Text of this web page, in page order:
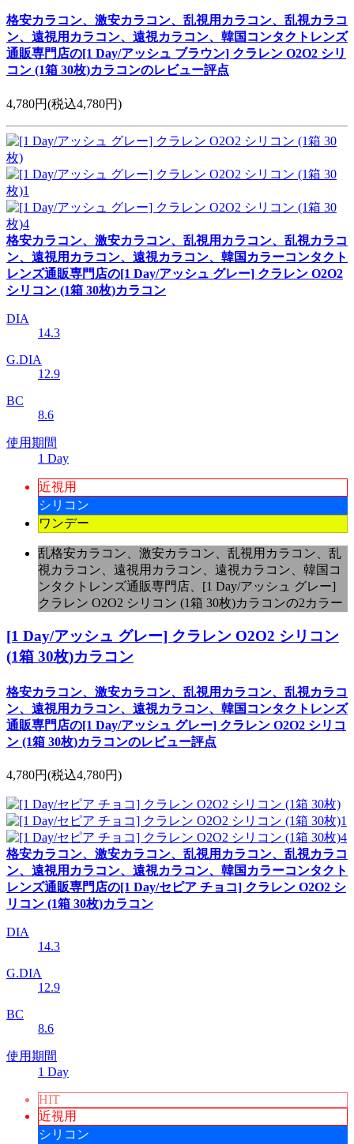
格安カラコン、激安カラコン、乱視用カラコン、乱視カラコ
ン、遠視用カラコン、遠視カラコン、韓国コンタクトレンズ
通販専門店の[1 Day/アッシュ ブラウン] クラレン O2O2 シリ
コン (1箱 30枚)カラコンのレビュー評点
4,780円(税込4,780円)
格安カラコン、激安カラコン、乱視用カラコン、乱視カラコ
ン、遠視用カラコン、遠視カラコン、韓国カラーコンタクト
レンズ通販専門店の[1 Day/アッシュ グレー] クラレン O2O2
シリコン (1箱 30枚)カラコン
DIA
14.3
G.DIA
12.9
BC
8.6
使用期間
1 Day
近視用
シリコン
ワンデー
乱格安カラコン、激安カラコン、乱視用カラコン、乱
視カラコン、遠視用カラコン、遠視カラコン、韓国コ
ンタクトレンズ通販専門店、[1 Day/アッシュ グレー]
クラレン O2O2 シリコン (1箱 30枚)カラコンの2カラー
[1 Day/アッシュ グレー] クラレン O2O2 シリコン
(1箱 30枚)カラコン
格安カラコン、激安カラコン、乱視用カラコン、乱視カラコ
ン、遠視用カラコン、遠視カラコン、韓国コンタクトレンズ
通販専門店の[1 Day/アッシュ グレー] クラレン O2O2 シリコ
ン (1箱 30枚)カラコンのレビュー評点
4,780円(税込4,780円)
格安カラコン、激安カラコン、乱視用カラコン、乱視カラコ
ン、遠視用カラコン、遠視カラコン、韓国カラーコンタクト
レンズ通販専門店の[1 Day/セピア チョコ] クラレン O2O2 シ
リコン (1箱 30枚)カラコン
DIA
14.3
G.DIA
12.9
BC
8.6
使用期間
1 Day
HIT
近視用
シリコン